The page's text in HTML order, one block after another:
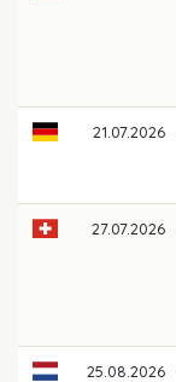
21.07.2026
27.07.2026
25.08.2026